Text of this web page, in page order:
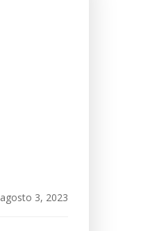
agosto 3, 2023